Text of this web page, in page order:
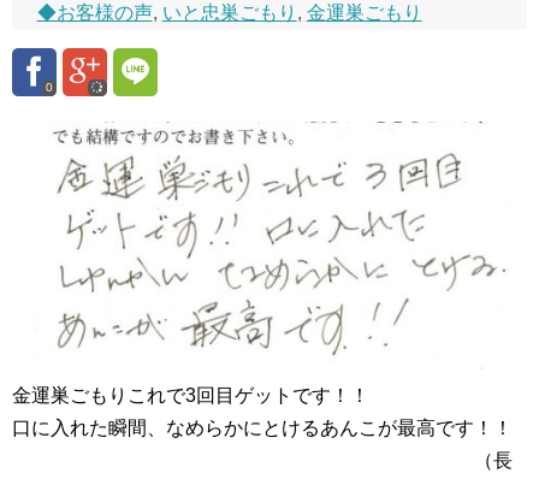
◆お客様の声, いと忠巣ごもり , 金運巣ごもり
0
金運巣ごもりこれで3回目ゲットです！！
口に入れた瞬間、なめらかにとけるあんこが最高です！！
（長